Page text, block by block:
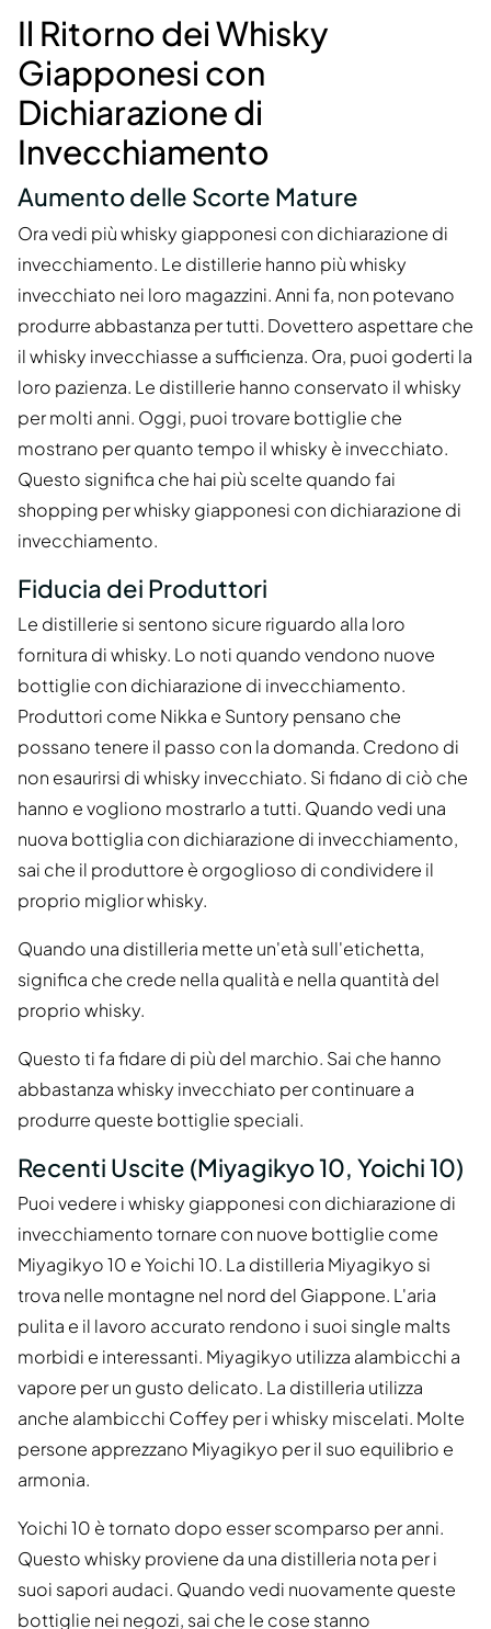
Il Ritorno dei Whisky
Giapponesi con
Dichiarazione di
Invecchiamento
Aumento delle Scorte Mature
Ora vedi più whisky giapponesi con dichiarazione di
invecchiamento. Le distillerie hanno più whisky
invecchiato nei loro magazzini. Anni fa, non potevano
produrre abbastanza per tutti. Dovettero aspettare che
il whisky invecchiasse a sufficienza. Ora, puoi goderti la
loro pazienza. Le distillerie hanno conservato il whisky
per molti anni. Oggi, puoi trovare bottiglie che
mostrano per quanto tempo il whisky è invecchiato.
Questo significa che hai più scelte quando fai
shopping per whisky giapponesi con dichiarazione di
invecchiamento.
Fiducia dei Produttori
Le distillerie si sentono sicure riguardo alla loro
fornitura di whisky. Lo noti quando vendono nuove
bottiglie con dichiarazione di invecchiamento.
Produttori come Nikka e Suntory pensano che
possano tenere il passo con la domanda. Credono di
non esaurirsi di whisky invecchiato. Si fidano di ciò che
hanno e vogliono mostrarlo a tutti. Quando vedi una
nuova bottiglia con dichiarazione di invecchiamento,
sai che il produttore è orgoglioso di condividere il
proprio miglior whisky.
Quando una distilleria mette un'età sull'etichetta,
significa che crede nella qualità e nella quantità del
proprio whisky.
Questo ti fa fidare di più del marchio. Sai che hanno
abbastanza whisky invecchiato per continuare a
produrre queste bottiglie speciali.
Recenti Uscite (Miyagikyo 10, Yoichi 10)
Puoi vedere i whisky giapponesi con dichiarazione di
invecchiamento tornare con nuove bottiglie come
Miyagikyo 10 e Yoichi 10. La distilleria Miyagikyo si
trova nelle montagne nel nord del Giappone. L'aria
pulita e il lavoro accurato rendono i suoi single malts
morbidi e interessanti. Miyagikyo utilizza alambicchi a
vapore per un gusto delicato. La distilleria utilizza
anche alambicchi Coffey per i whisky miscelati. Molte
persone apprezzano Miyagikyo per il suo equilibrio e
armonia.
Yoichi 10 è tornato dopo esser scomparso per anni.
Questo whisky proviene da una distilleria nota per i
suoi sapori audaci. Quando vedi nuovamente queste
bottiglie nei negozi, sai che le cose stanno